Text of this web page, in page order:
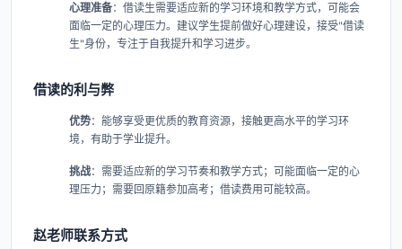
心理准备​：借读生需要适应新的学习环境和教学方式，可能会
面临一定的心理压力。建议学生提前做好心理建设，接受"借读
生"身份，专注于自我提升和学习进步。
借读的利与弊
优势​：能够享受更优质的教育资源，接触更高水平的学习环
境，有助于学业提升。
挑战​：需要适应新的学习节奏和教学方式；可能面临一定的心
理压力；需要回原籍参加高考；借读费用可能较高。
赵老师联系方式